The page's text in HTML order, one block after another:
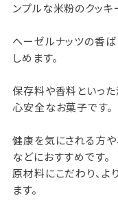
ンプルな米粉のクッキ
ヘーゼルナッツの香
しめます。
保存料や香料といっ
心安全なお菓子です。
健康を気にされる方や
などにおすすめです。
原材料にこだわり、よ
ます。